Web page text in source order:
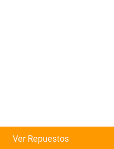
Ver Repuestos